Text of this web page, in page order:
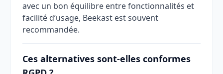
avec un bon équilibre entre fonctionnalités et
facilité d’usage, Beekast est souvent
recommandée.
Ces alternatives sont-elles conformes